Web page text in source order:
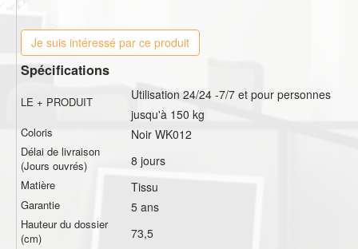
Je suis intéressé par ce produit
Spécifications
LE + PRODUIT
Utilisation 24/24 -7/7 et pour personnes
jusqu'à 150 kg
Coloris Noir WK012
Délai de livraison
(Jours ouvrés)
8 jours
Matière Tissu
Garantie 5 ans
Hauteur du dossier
(cm)
73,5